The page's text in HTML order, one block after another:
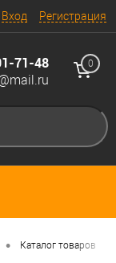
Вход Регистрация
71-48 0
• Каталог товаров